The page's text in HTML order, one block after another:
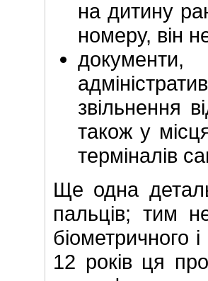
на дитину
номеру, він
звільнення
також у
терміналів
Ще одна
пальців; тим
біометричного
12 років ця